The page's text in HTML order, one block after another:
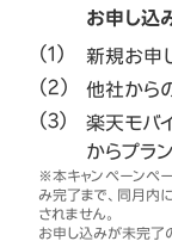
お申し込
新規お申
他社から
楽天モバ
からプラ
※本キャンペーンペー
み完了まで、同月内
されません。
お申し込みが未完了